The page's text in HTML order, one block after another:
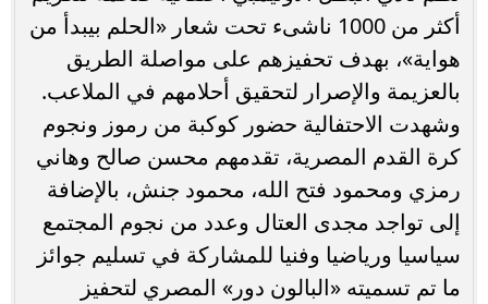
أكثر من 1000 ناشىء تحت شعار «الحلم بيبدأ من
هواية»، بهدف تحفيزهم على مواصلة الطريق
بالعزيمة والإصرار لتحقيق أحلامهم في الملاعب.
وشهدت الاحتفالية حضور كوكبة من رموز ونجوم
كرة القدم المصرية، تقدمهم محسن صالح وهاني
رمزي ومحمود فتح الله، محمود جنش، بالإضافة
إلى تواجد مجدى العتال وعدد من نجوم المجتمع
سياسيا ورياضيا وفنيا للمشاركة في تسليم جوائز
ما تم تسميته «البالون دور» المصري لتحفيز